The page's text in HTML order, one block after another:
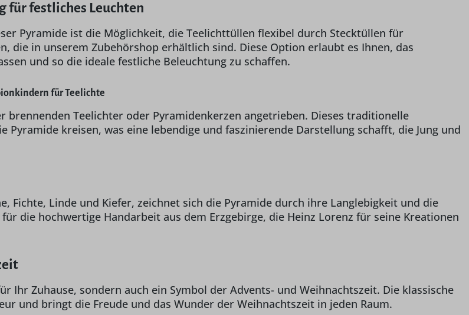
für festliches Leuchten
Pyramide ist die Möglichkeit, die Teelichttüllen flexibel durch Stecktüllen für
die in unserem Zubehörshop erhältlich sind. Diese Option erlaubt es Ihnen, das
und so die ideale festliche Beleuchtung zu schaffen.
für Teelichte
Teelichter oder Pyramidenkerzen angetrieben. Dieses traditionelle
kreisen, was eine lebendige und faszinierende Darstellung schafft, die Jung und
Fichte, Linde und Kiefer, zeichnet sich die Pyramide durch ihre Langlebigkeit und die
die hochwertige Handarbeit aus dem Erzgebirge, die Heinz Lorenz für seine Kreationen
Zuhause, sondern auch ein Symbol der Advents- und Weihnachtszeit. Die klassische
und bringt die Freude und das Wunder der Weihnachtszeit in jeden Raum.